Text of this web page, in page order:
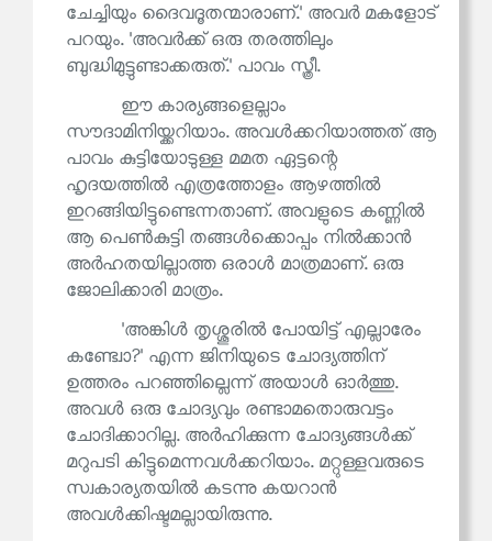
ചേച്ചിയും ദൈവദൂതന്മാരാണ്.' അവർ മകളോട്
പറയും. 'അവർക്ക് ഒരു തരത്തിലും
ബുദ്ധിമുട്ടുണ്ടാക്കരുത്.' പാവം സ്ത്രീ.
ഈ കാര്യങ്ങളെല്ലാം
സൗദാമിനിയ്ക്കറിയാം. അവൾക്കറിയാത്തത് ആ
പാവം കുട്ടിയോടുള്ള മമത ഏട്ടന്റെ
ഹൃദയത്തിൽ എത്രത്തോളം ആഴത്തിൽ
ഇറങ്ങിയിട്ടുണ്ടെന്നതാണ്. അവളുടെ കണ്ണിൽ
ആ പെൺകുട്ടി തങ്ങൾക്കൊപ്പം നിൽക്കാൻ
അർഹതയില്ലാത്ത ഒരാൾ മാത്രമാണ്. ഒരു
ജോലിക്കാരി മാത്രം.
'അങ്കിൾ തൃശ്ശൂരിൽ പോയിട്ട് എല്ലാരേം
കണ്ട്വോ?' എന്ന ജിനിയുടെ ചോദ്യത്തിന്
ഉത്തരം പറഞ്ഞില്ലെന്ന് അയാൾ ഓർത്തു.
അവൾ ഒരു ചോദ്യവും രണ്ടാമതൊരുവട്ടം
ചോദിക്കാറില്ല. അർഹിക്കുന്ന ചോദ്യങ്ങൾക്ക്
മറുപടി കിട്ടുമെന്നവൾക്കറിയാം. മറ്റുള്ളവരുടെ
സ്വകാര്യതയിൽ കടന്നു കയറാൻ
അവൾക്കിഷ്ടമല്ലായിരുന്നു.